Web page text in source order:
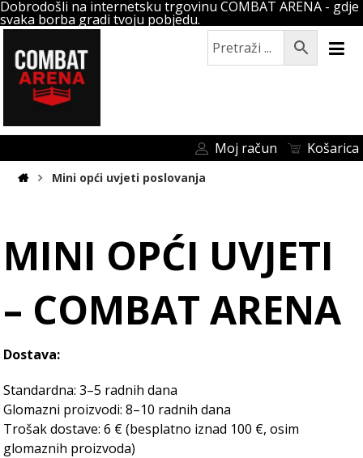
Dobrodošli na internetsku trgovinu COMBAT ARENA - gdje
svaka borba gradi tvoju pobjedu.
Moj račun Košarica
Mini opći uvjeti poslovanja
MINI OPĆI UVJETI
– COMBAT ARENA
Dostava:
Standardna: 3–5 radnih dana
Glomazni proizvodi: 8–10 radnih dana
Trošak dostave: 6 € (besplatno iznad 100 €, osim
glomaznih proizvoda)